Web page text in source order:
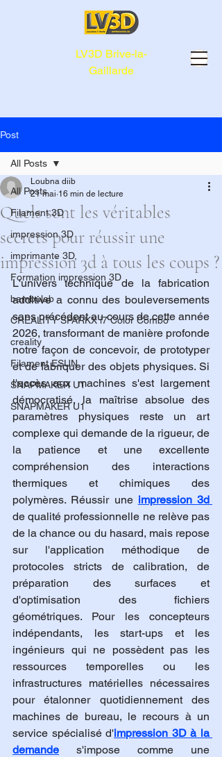
LV3D Brive-la-
Gaillarde
Post
All Posts
Filament 3D
impression 3D
imprimante 3D,
Formation impression 3D
bambulab
CREALITY SPARKX i7 Color Combo
creality
Filament ESUN
SNAPMAKER U1
SNAPMAKER U1
All Posts
Quels sont les véritables
secrets pour réussir une
impression 3d à tous les coups ?
Loubna diib
21 mai 16 min de lecture
L'univers technique de la fabrication
additive a connu des bouleversements
sans précédent au cours de cette année
2026, transformant de manière profonde
notre façon de concevoir, de prototyper
et de fabriquer des objets physiques. Si
l'accès aux machines s'est largement
démocratisé, la maîtrise absolue des
paramètres physiques reste un art
complexe qui demande de la rigueur, de
la patience et une excellente
compréhension des interactions
thermiques et chimiques des
polymères. Réussir une
de qualité professionnelle ne relève pas
de la chance ou du hasard, mais repose
sur l'application méthodique de
protocoles stricts de calibration, de
préparation des surfaces et
d'optimisation des fichiers
géométriques. Pour les concepteurs
indépendants, les start-ups et les
ingénieurs qui ne possèdent pas les
ressources temporelles ou les
infrastructures matérielles nécessaires
pour étalonner quotidiennement des
machines de bureau, le recours à un
service spécialisé d'impression 3D à la
demande s'impose comme une